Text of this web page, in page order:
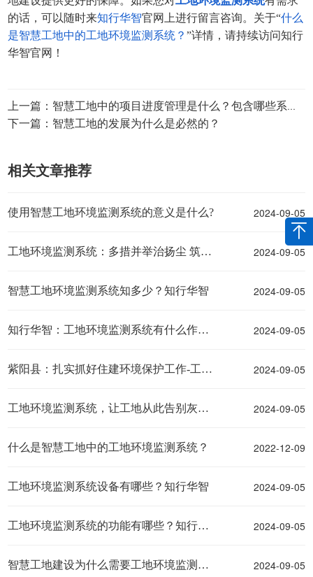
的话，可以随时来知行华智官网上进行留言咨询。关于“什么
是智慧工地中的工地环境监测系统？”详情，请持续访问知行
华智官网！
上一篇：智慧工地中的项目进度管理是什么？包含哪些系统？
下一篇：智慧工地的发展为什么是必然的？
相关文章推荐
使用智慧工地环境监测系统的意义是什么? 2024-09-05
工地环境监测系统：多措并举治扬尘 筑牢城市“防尘墙” 2024-09-05
智慧工地环境监测系统知多少？知行华智 2024-09-05
知行华智：工地环境监测系统有什么作用？ 2024-09-05
紫阳县：扎实抓好住建环境保护工作-工地环境监测系统 2024-09-05
工地环境监测系统，让工地从此告别灰头土脸 2024-09-05
什么是智慧工地中的工地环境监测系统？ 2022-12-09
工地环境监测系统设备有哪些？知行华智 2024-09-05
工地环境监测系统的功能有哪些？知行华智 2024-09-05
智慧工地建设为什么需要工地环境监测系统？ 2024-09-05